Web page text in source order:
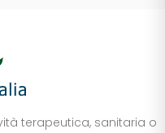
terapeutica, sanitaria o